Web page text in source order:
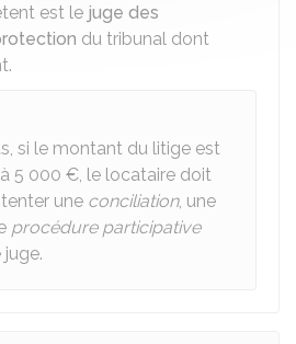
est le juge des
du tribunal dont
si le montant du litige est
5 000 €, le locataire doit
une conciliation, une
procédure participative